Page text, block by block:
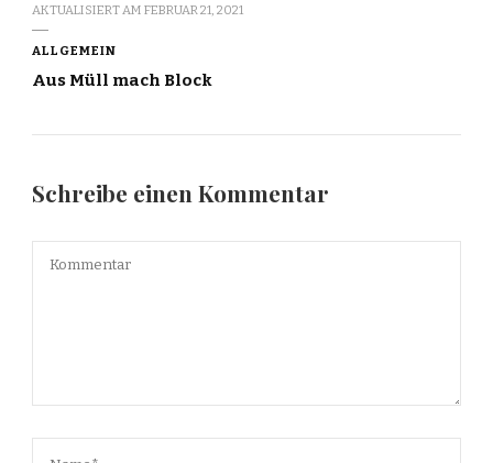
AKTUALISIERT AM FEBRUAR 21, 2021
ALLGEMEIN
Aus Müll mach Block
Schreibe einen Kommentar